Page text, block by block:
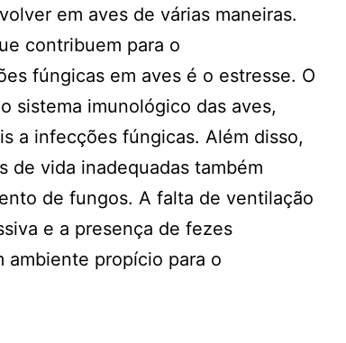
em aves de várias maneiras.
contribuem para o
fúngicas em aves é o estresse. O
sistema imunológico das aves,
a infecções fúngicas. Além disso,
de vida inadequadas também
de fungos. A falta de ventilação
e a presença de fezes
ambiente propício para o